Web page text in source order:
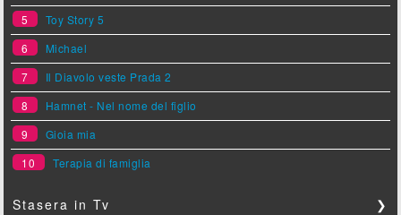
5
Toy Story 5
6
Michael
7
Il Diavolo veste Prada 2
8
Hamnet - Nel nome del figlio
9
Gioia mia
10
Terapia di famiglia
Stasera in Tv ❯